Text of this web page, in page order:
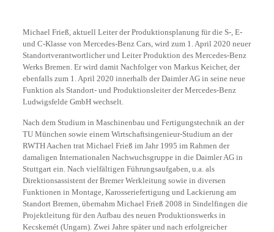
Michael Frieß, aktuell Leiter der Produktionsplanung für die S-, E-
und C-Klasse von Mercedes-Benz Cars, wird zum 1. April 2020 neuer
Standortverantwortlicher und Leiter Produktion des Mercedes-Benz
Werks Bremen. Er wird damit Nachfolger von Markus Keicher, der
ebenfalls zum 1. April 2020 innerhalb der Daimler AG in seine neue
Funktion als Standort- und Produktionsleiter der Mercedes-Benz
Ludwigsfelde GmbH wechselt.
Nach dem Studium in Maschinenbau und Fertigungstechnik an der
TU München sowie einem Wirtschaftsingenieur-Studium an der
RWTH Aachen trat Michael Frieß im Jahr 1995 im Rahmen der
damaligen Internationalen Nachwuchsgruppe in die Daimler AG in
Stuttgart ein. Nach vielfältigen Führungsaufgaben, u.a. als
Direktionsassistent der Bremer Werkleitung sowie in diversen
Funktionen in Montage, Karosseriefertigung und Lackierung am
Standort Bremen, übernahm Michael Frieß 2008 in Sindelfingen die
Projektleitung für den Aufbau des neuen Produktionswerks in
Kecskemét (Ungarn). Zwei Jahre später und nach erfolgreicher